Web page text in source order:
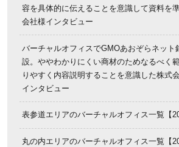
容を具体的に伝えることを意識して資料を
会社様インタビュー
バーチャルオフィスでGMOあおぞらネット
設。ややわかりにくい商材のためなるべく
りやすく内容説明することを意識した株式
インタビュー
表参道エリアのバーチャルオフィス一覧【
丸の内エリアのバーチャルオフィス一覧【